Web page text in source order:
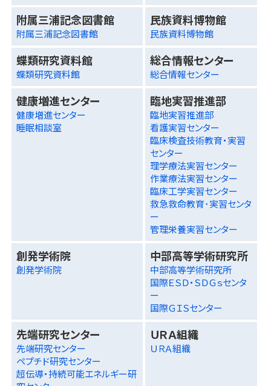
附属三浦記念図書館
附属三浦記念図書館
民族資料博物館
民族資料博物館
蝶類研究資料館
蝶類研究資料館
総合情報センター
総合情報センター
健康増進センター
健康増進センター
睡眠相談室
臨地実習推進部
臨地実習推進部
看護実習センター
臨床検査技術教育・実習
センター
理学療法実習センター
作業療法実習センター
臨床工学実習センター
救急救命教育･実習センタ
ー
管理栄養実習センター
創発学術院
創発学術院
中部高等学術研究所
中部高等学術研究所
国際ＥＳＤ・ＳＤＧｓセンタ
ー
国際ＧＩＳセンター
先端研究センター
先端研究センター
ペプチド研究センター
超伝導・持続可能エネルギー研
ＵＲＡ組織
ＵＲＡ組織